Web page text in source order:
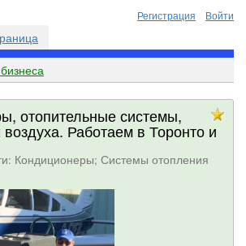
Регистрация Войти
отопительные системы,
Работаем в Торонто и
Кондиционеры; Системы отопления